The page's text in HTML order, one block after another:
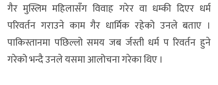
गैर मुस्लिम महिलासँग विवाह गरेर वा धम्की दिएर धर्म
परिवर्तन गराउने काम गैर धार्मिक रहेको उनले बताए ।
पाकिस्तानमा पछिल्लो समय जब र्जस्ती धर्म प रिवर्तन हुने
गरेको भन्दै उनले यसमा आलोचना गरेका थिए ।